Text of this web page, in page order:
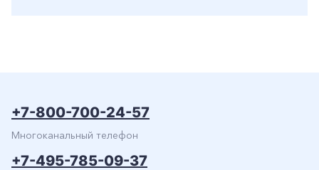
+7-800-700-24-57
Многоканальный телефон
+7-495-785-09-37